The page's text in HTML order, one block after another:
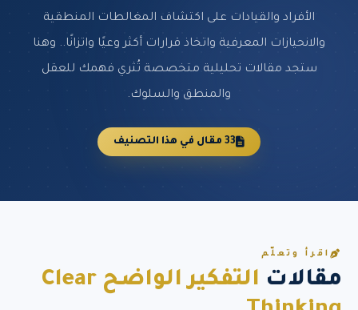
الأفراد والقيادات على اكتشاف المغالطات المنطقية
والانحيازات المعرفية واتخاذ قرارات أكثر وعيًا واتزانًا.. وهنا
ستجد مقالات تحليلية متخصصة تُثري فهمك للعقل
والمنطق والسلوك.
33 مقال في هذا التصنيف
اقرأ وتعلّم
مقالات
التفكير الواضح Clear